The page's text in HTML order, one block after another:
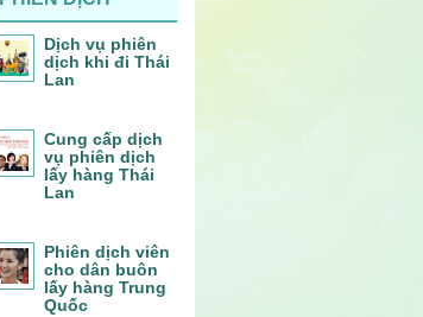
Dịch vụ phiên
dịch khi đi Thái
Lan
Cung cấp dịch
vụ phiên dịch
lấy hàng Thái
Lan
Phiên dịch viên
cho dân buôn
lấy hàng Trung
Quốc